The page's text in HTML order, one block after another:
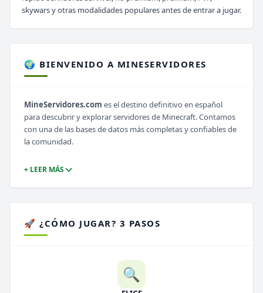
skywars y otras modalidades populares antes de entrar a jugar.
🌍 BIENVENIDO A MINESERVIDORES
MineServidores.com es el destino definitivo en español
para descubrir y explorar servidores de Minecraft. Contamos
con una de las bases de datos más completas y confiables de
la comunidad.
+ LEER MÁS
🚀 ¿CÓMO JUGAR? 3 PASOS
🔍